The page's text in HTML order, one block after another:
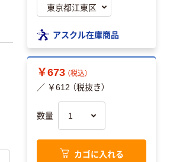
アスクル在庫商品
￥673 （税込）
／ ￥612 （税抜き）
数量
カゴに入れる